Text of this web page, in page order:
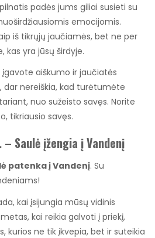
padės jums giliai susieti su
emocijomis.
iš tikrųjų jaučiamės, bet ne per
kas yra jūsų širdyje.
aiškumo ir jaučiatės
dar nereiškia, kad turėtumėte
nuo sužeisto savęs. Norite
tikriausio savęs.
Saulė įžengia į Vandenį
patenka į Vandenį. Su
kai įsijungia mūsų vidinis
kai reikia galvoti į priekį,
kurios ne tik įkvepia, bet ir suteikia